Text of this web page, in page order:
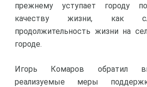
прежнему уступает городу
качеству жизни, как
продолжительность жизни на
городе.
Игорь Комаров обратил
реализуемые меры